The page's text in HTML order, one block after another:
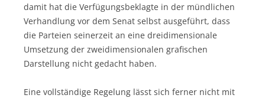
damit hat die Verfügungsbeklagte in der mündlichen
Verhandlung vor dem Senat selbst ausgeführt, dass
die Parteien seinerzeit an eine dreidimensionale
Umsetzung der zweidimensionalen grafischen
Darstellung nicht gedacht haben.
Eine vollständige Regelung lässt sich ferner nicht mit